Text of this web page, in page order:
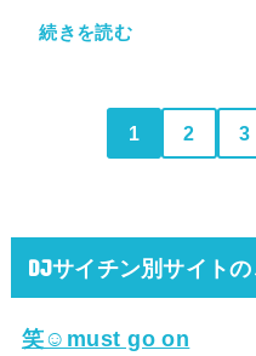
続きを読む
1 2 3
DJサイチン別サイト
笑☺must go on